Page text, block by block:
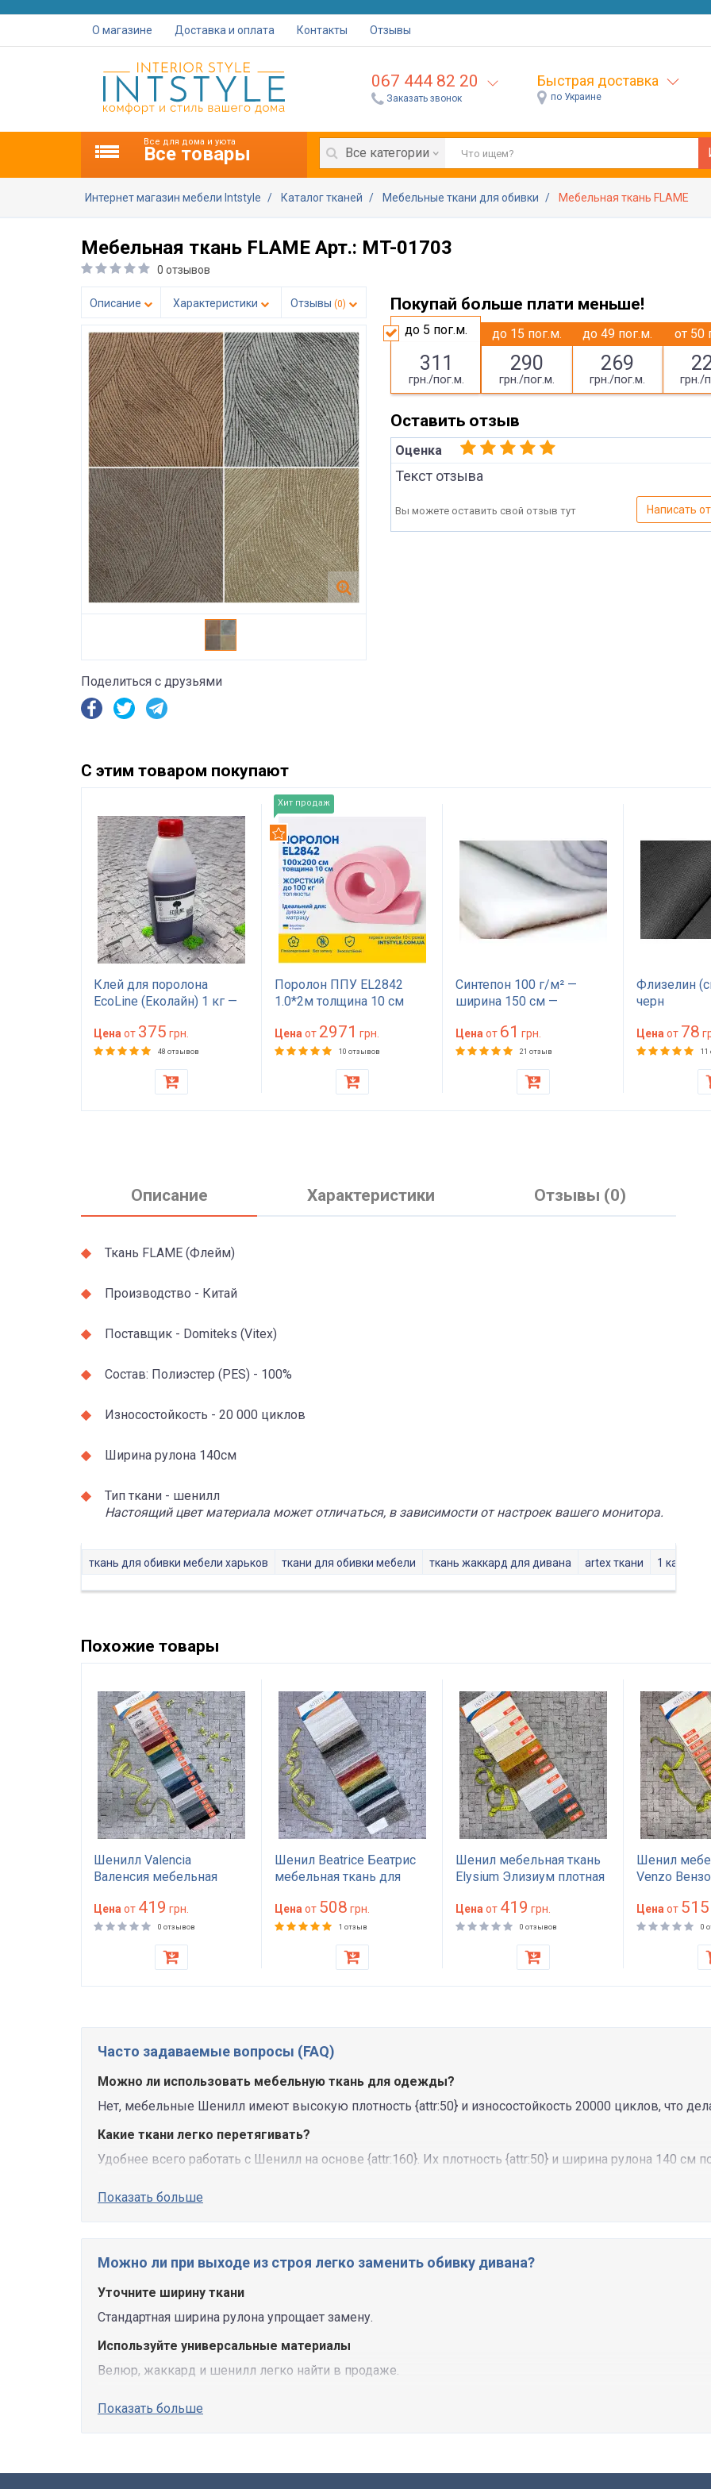
О магазине Доставка и оплата Контакты Отзывы
067 444 82 20
Заказать звонок
Быстрая доставка
по Украине
Все для дома и уюта
Все товары Все категории
Интернет магазин мебели Intstyle Каталог тканей Мебельные ткани для обивки Мебельная ткань FLAME
Мебельная ткань FLAME Арт.: MT-01703
0 отзывов
Описание Характеристики Отзывы (0)
Поделиться с друзьями
Покупай больше плати меньше!
до 5 пог.м.
311
грн./пог.м.
до 15 пог.м.
290
грн./пог.м.
до 49 пог.м.
269
грн./пог.м.
от 50
грн./
Оставить отзыв
Оценка
Текст отзыва
Вы можете оставить свой отзыв тут Написать
С этим товаром покупают
Клей для поролона
EcoLine (Еколайн) 1 кг —
красного цвета
Цена от 375 грн.
48 отзывов
Хит продаж
Поролон ППУ EL2842
1.0*2м толщина 10 см
(1000х2000) жесткий для
матраса, топпера, дивана,
Цена от 2971 грн.
10 отзывов
Синтепон 100 г/м² —
ширина 150 см —
утепления
Цена от 61 грн.
21 отзыв
Флизелин
черн
Цена от 78
11
Описание Характеристики Отзывы (0)
Ткань FLAME (Флейм)
Производство - Китай
Поставщик - Domiteks (Vitex)
Состав: Полиэстер (PES) - 100%
Износостойкость - 20 000 циклов
Ширина рулона 140см
Тип ткани - шенилл
Настоящий цвет материала может отличаться, в зависимости от настроек вашего монитора.
ткань для обивки мебели харьков ткани для обивки мебели ткань жаккард для дивана artex ткани 1
Похожие товары
Шенилл Valencia
Валенсия мебельная
износостойкая 35000
циклов Martindale
плотность 300 г/м² для
дивана кресла стульев
Цена от 419 грн.
0 отзывов
Шенил Beatrice Беатрис
мебельная ткань для
кухонного уголка
плотность 435 г/м²
износостойкость 50000
циклов Martindale
Цена от 508 грн.
1 отзыв
Шенил мебельная ткань
Elysium Элизиум плотная
циклов Martindale для
дивана и кресла 400 г/м²
Цена от 419 грн.
0 отзывов
Шенил
Venzo
стульев
Martindale
Цена от 515
0
Часто задаваемые вопросы (FAQ)
Можно ли использовать мебельную ткань для одежды?
Нет, мебельные Шенилл имеют высокую плотность {attr:50} и износостойкость 20000 циклов, что
Какие ткани легко перетягивать?
Удобнее всего работать с Шенилл на основе {attr:160}. Их плотность {attr:50} и ширина рулона 140 см
Показать больше
Можно ли при выходе из строя легко заменить обивку дивана?
Уточните ширину ткани
Стандартная ширина рулона упрощает замену.
Используйте универсальные материалы
Велюр, жаккард и шенилл легко найти в продаже.
Показать больше